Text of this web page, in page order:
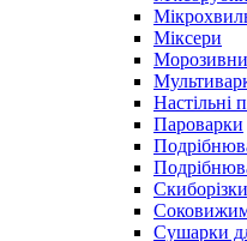
Міксери
Настільні
Пароварки
Сушарки